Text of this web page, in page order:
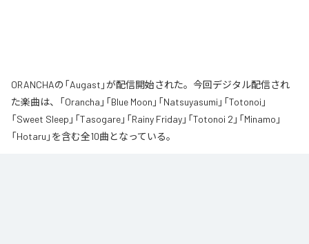
ORANCHAの「Augast」が配信開始された。今回デジタル配信され
た楽曲は、「Orancha」「Blue Moon」「Natsuyasumi」「Totonoi」
「Sweet Sleep」「Tasogare」「Rainy Friday」「Totonoi 2」「Minamo」
「Hotaru」を含む全10曲となっている。